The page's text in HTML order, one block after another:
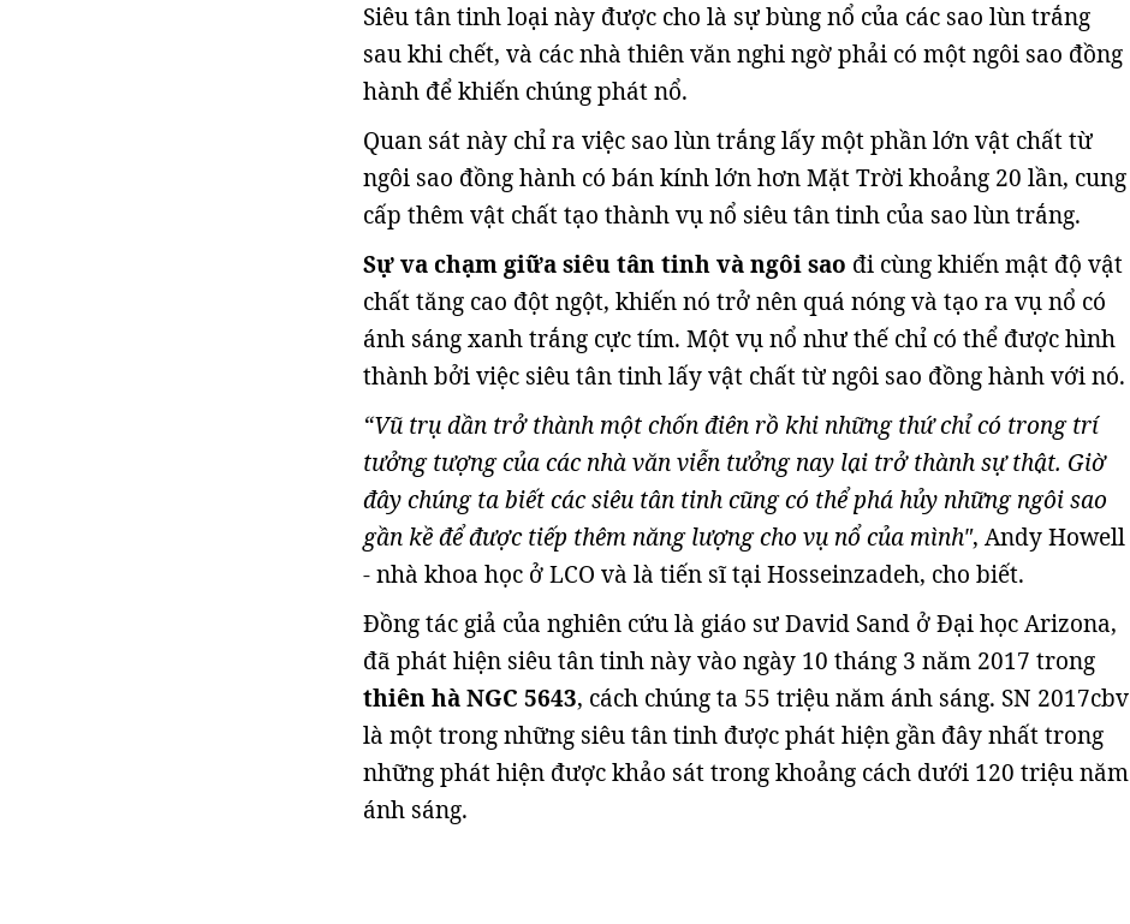
Siêu tân tinh loại này được cho là sự bùng nổ của các sao lùn trắng
sau khi chết, và các nhà thiên văn nghi ngờ phải có một ngôi sao đồng
hành để khiến chúng phát nổ.
Quan sát này chỉ ra việc sao lùn trắng lấy một phần lớn vật chất từ
ngôi sao đồng hành có bán kính lớn hơn Mặt Trời khoảng 20 lần, cung
cấp thêm vật chất tạo thành vụ nổ siêu tân tinh của sao lùn trắng.
Sự va chạm giữa siêu tân tinh và ngôi sao đi cùng khiến mật độ vật
chất tăng cao đột ngột, khiến nó trở nên quá nóng và tạo ra vụ nổ có
ánh sáng xanh trắng cực tím. Một vụ nổ như thế chỉ có thể được hình
thành bởi việc siêu tân tinh lấy vật chất từ ngôi sao đồng hành với nó.
“Vũ trụ dần trở thành một chốn điên rồ khi những thứ chỉ có trong trí
tưởng tượng của các nhà văn viễn tưởng nay lại trở thành sự thật. Giờ
đây chúng ta biết các siêu tân tinh cũng có thể phá hủy những ngôi sao
gần kề để được tiếp thêm năng lượng cho vụ nổ của mình", Andy Howell
- nhà khoa học ở LCO và là tiến sĩ tại Hosseinzadeh, cho biết.
Đồng tác giả của nghiên cứu là giáo sư David Sand ở Đại học Arizona,
đã phát hiện siêu tân tinh này vào ngày 10 tháng 3 năm 2017 trong
thiên hà NGC 5643, cách chúng ta 55 triệu năm ánh sáng. SN 2017cbv
là một trong những siêu tân tinh được phát hiện gần đây nhất trong
những phát hiện được khảo sát trong khoảng cách dưới 120 triệu năm
ánh sáng.